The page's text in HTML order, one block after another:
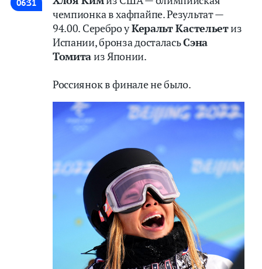
Хоккей
Теннис
Прочие
06:31
чемпионка в хафпайпе. Результат —
94.00. Серебро уКеральт Кастельетиз
Испании, бронза досталасьСэна
Томитаиз Японии.
Россиянок в финале не было.
Хоккей
Теннис
Прочие